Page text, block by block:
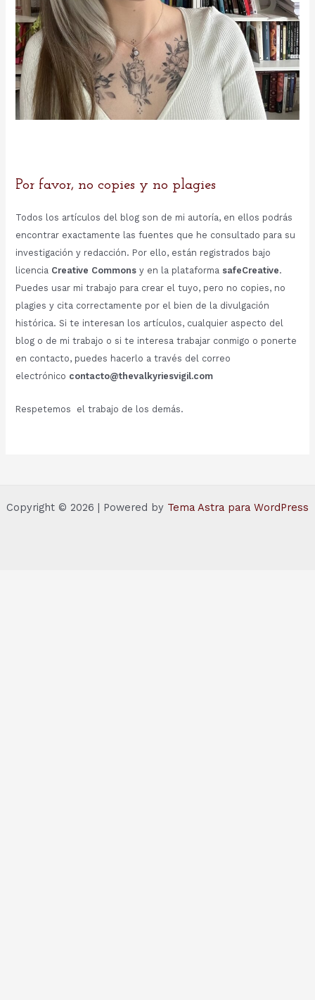
Por favor, no copies y no plagies
Todos los artículos del blog son de mi autoría, en ellos podrás
encontrar exactamente las fuentes que he consultado para su
investigación y redacción. Por ello, están registrados bajo
licencia Creative Commonsy en la plataforma safeCreative.
Puedes usar mi trabajo para crear el tuyo, pero no copies, no
plagies y cita correctamente por el bien de la divulgación
histórica. Si te interesan los artículos, cualquier aspecto del
blog o de mi trabajo o si te interesa trabajar conmigo o ponerte
en contacto, puedes hacerlo a través del correo
electrónico contacto@thevalkyriesvigil.com
Respetemos el trabajo de los demás.
Copyright © 2026 | Powered by Tema Astra para WordPress